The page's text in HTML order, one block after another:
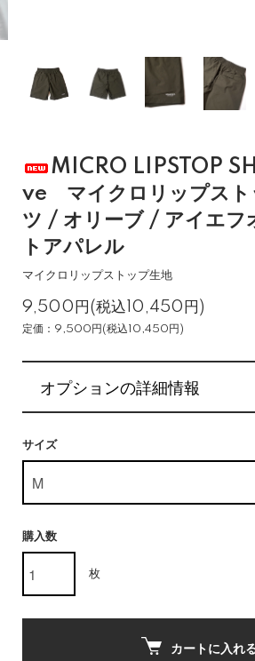
MICRO LIPSTOP
ve マイクロリップスト
ツ / オリーブ / アイエフ
トアパレル
マイクロリップストップ生地
9,500円(税込10,450円)
定価：9,500円(税込10,450円)
オプションの詳細情報
サイズ
購入数
枚
カートに入れ